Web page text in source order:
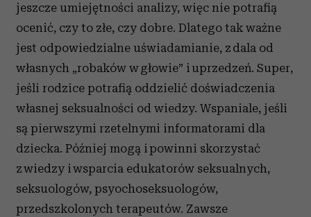
jeszcze umiejętności analizy, więc nie potrafią
ocenić, czy to złe, czy dobre. Dlatego tak ważne
jest odpowiedzialne uświadamianie, z dala od
własnych „robaków w głowie” i uprzedzeń. Super,
jeśli rodzice potrafią oddzielić doświadczenia
własnej seksualności od wiedzy. Wspaniale, jeśli
są pierwszymi rzetelnymi informatorami dla
dziecka. Później mogą i powinni skorzystać
z wiedzy i wsparcia edukatorów seksualnych,
seksuologów, psyochoseksuologów,
przedszkolonych terapeutów. Zawsze